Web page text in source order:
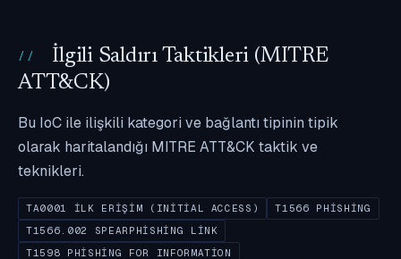
İlgili Saldırı Taktikleri (MITRE
ATT&CK)
Bu IoC ile ilişkili kategori ve bağlantı tipinin tipik
olarak haritalandığı MITRE ATT&CK taktik ve
teknikleri.
TA0001 İLK ERIŞIM (INITIAL ACCESS)
T1566 PHISHING
T1566.002 SPEARPHISHING LINK
T1598 PHISHING FOR INFORMATION